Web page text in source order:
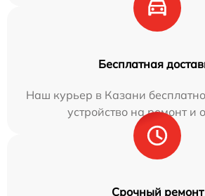
Бесплатная
Наш курьер в Казани
устройство на ремонт и
Срочный ремонт